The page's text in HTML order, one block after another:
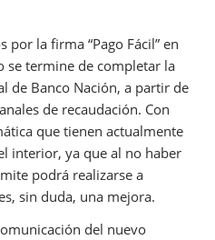
por la firma “Pago Fácil” en
se termine de completar la
de Banco Nación, a partir de
de recaudación. Con
que tienen actualmente
interior, ya que al no haber
podrá realizarse a
sin duda, una mejora.
del nuevo